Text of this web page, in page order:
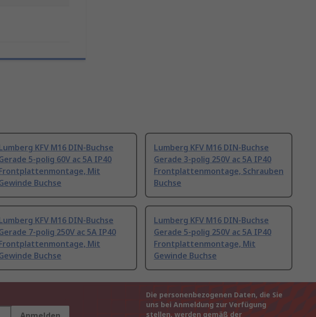
KFV M16 DIN-Buchse
5-polig 60V ac 5A IP40
Mit
Buchse
Lumberg KFV M16 DIN-Buchse
Gerade 3-polig 250V ac 5A IP40
Frontplattenmontage, Schrauben
Buchse
KFV M16 DIN-Buchse
7-polig 250V ac 5A IP40
Mit
Buchse
Lumberg KFV M16 DIN-Buchse
Gerade 5-polig 250V ac 5A IP40
Frontplattenmontage, Mit
Gewinde Buchse
Die personenbezogenen Daten, die Sie
uns bei Anmeldung zur Verfügung
stellen, werden gemäß der